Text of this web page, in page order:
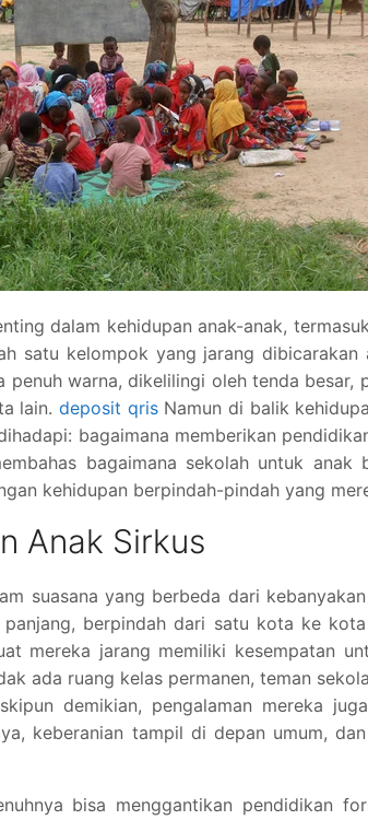
dalam kehidupan anak-anak,
satu kelompok yang jarang dibicarakan
warna, dikelilingi oleh tenda besar,
lain. deposit qrisNamun di balik
bagaimana memberikan
bagaimana sekolah untuk anak
kehidupan berpindah-pindah yang
Anak Sirkus
suasana yang berbeda dari
panjang, berpindah dari satu kota ke
mereka jarang memiliki kesempatan
ada ruang kelas permanen, teman
demikian, pengalaman mereka
keberanian tampil di depan umum,
bisa menggantikan pendidikan